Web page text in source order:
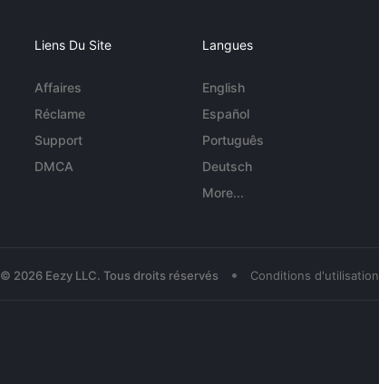
Liens Du Site
Affaires
Réclame
Support
DMCA
Langues
English
Español
Português
Deutsch
More...
© 2026 Eezy LLC. Tous droits réservés • Conditions d'utilisation